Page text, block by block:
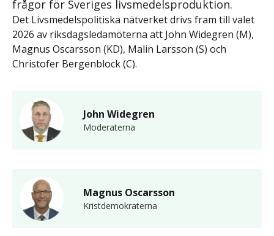
frågor för Sveriges livsmedelsproduktion.
Det Livsmedelspolitiska nätverket drivs fram till valet
2026 av riksdagsledamöterna att John Widegren (M),
Magnus Oscarsson (KD), Malin Larsson (S) och
Christofer Bergenblock (C).
John Widegren
Moderaterna
Magnus Oscarsson
Kristdemokraterna